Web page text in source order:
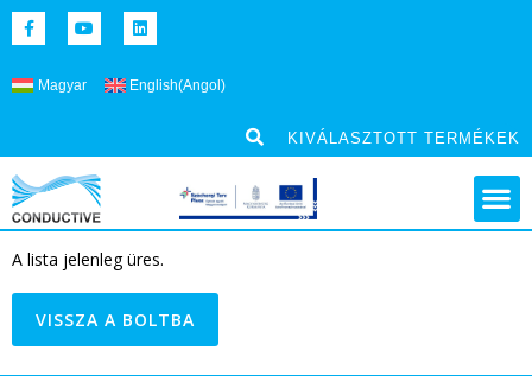
Magyar English(Angol)
KIVÁLASZTOTT TERMÉKEK
A lista jelenleg üres.
VISSZA A BOLTBA